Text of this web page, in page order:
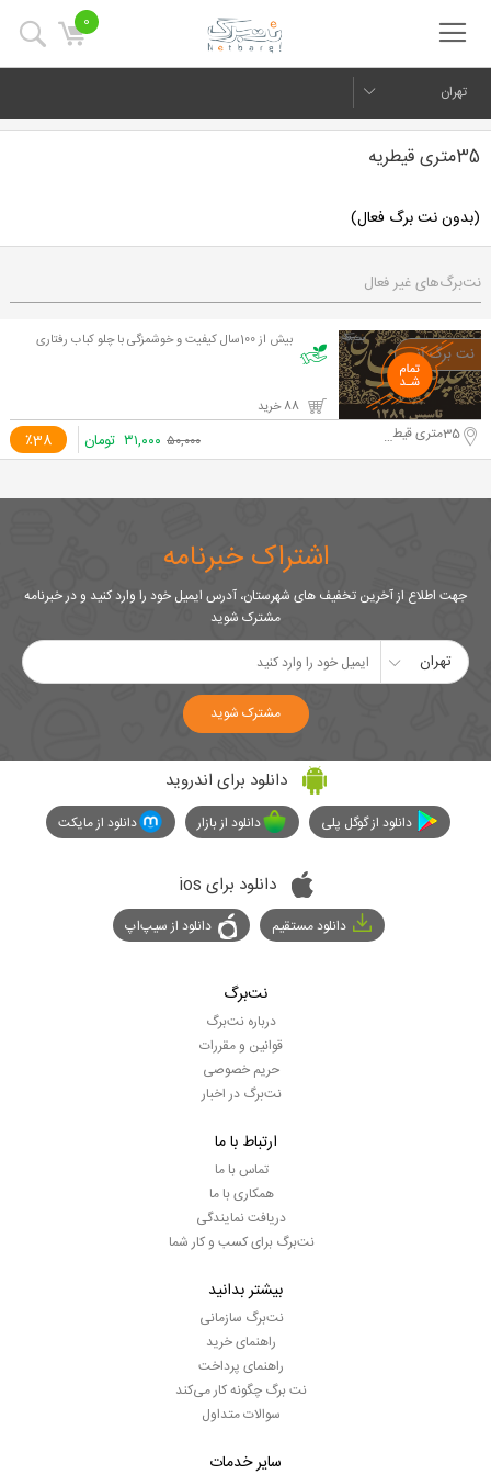
0
تهران
35متری قیطریه
(بدون نت برگ فعال)
نت‌برگ‌های غیر فعال
بیش از 100سال کیفیت و خوشمزگی با چلو کباب رفتاری
٪38 35متری قیطریه ۵۰,۰۰۰ ۳۱,۰۰۰ تومان
اشتراک خبرنامه
جهت اطلاع از آخرین تخفیف های شهرستان، آدرس ایمیل خود را وارد کنید و در خبرنامه
مشترک شوید
تهران
مشترک شوید
دانلود برای اندروید
دانلود از گوگل پلی دانلود از بازار دانلود از مایکت
دانلود برای ios
دانلود مستقیم دانلود از سیپ‌اپ
نت‌برگ
درباره نت‌برگ
قوانین و مقررات
حریم خصوصی
نت‌برگ در اخبار
ارتباط با ما
تماس با ما
همکاری با ما
دریافت نمایندگی
نت‌برگ برای کسب و کار شما
بیشتر بدانید
نت‌برگ سازمانی
راهنمای خرید
راهنمای پرداخت
نت برگ چگونه کار می‌کند
سوالات متداول
سایر خدمات